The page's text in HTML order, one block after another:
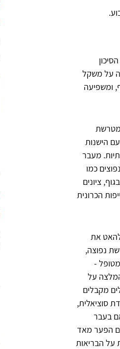
על משקל
ומשפיעה
מטרשת
הישנות
מעבר
כמו
ציונים
הכרונית
את
נפוצה,
-
על
מקבלים
סוציאלית,
בעבר
הפער מאד
על הבריאות